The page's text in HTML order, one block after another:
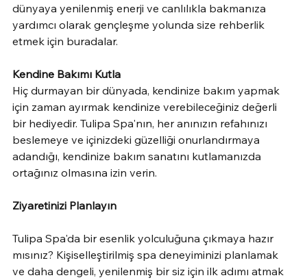
dünyaya yenilenmiş enerji ve canlılıkla bakmanıza
yardımcı olarak gençleşme yolunda size rehberlik
etmek için buradalar.
Kendine Bakımı Kutla
Hiç durmayan bir dünyada, kendinize bakım yapmak
için zaman ayırmak kendinize verebileceğiniz değerli
bir hediyedir. Tulipa Spa'nın, her anınızın refahınızı
beslemeye ve içinizdeki güzelliği onurlandırmaya
adandığı, kendinize bakım sanatını kutlamanızda
ortağınız olmasına izin verin.
Ziyaretinizi Planlayın
Tulipa Spa'da bir esenlik yolculuğuna çıkmaya hazır
mısınız? Kişiselleştirilmiş spa deneyiminizi planlamak
ve daha dengeli, yenilenmiş bir siz için ilk adımı atmak